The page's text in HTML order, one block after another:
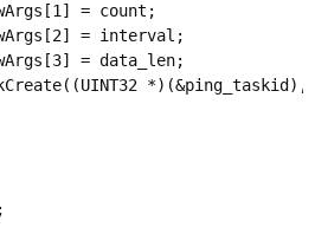
= count;
= interval;
= data_len;
*)(&ping_taskid),